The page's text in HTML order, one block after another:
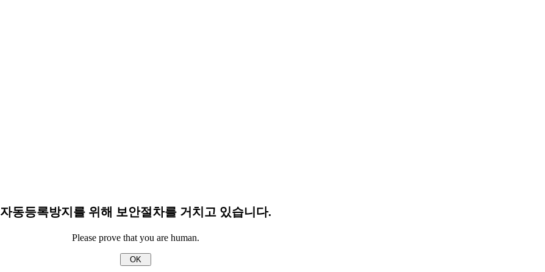
자동등록방지를 위해 보안절차를 거치고 있습니다.
Please prove that you are human.